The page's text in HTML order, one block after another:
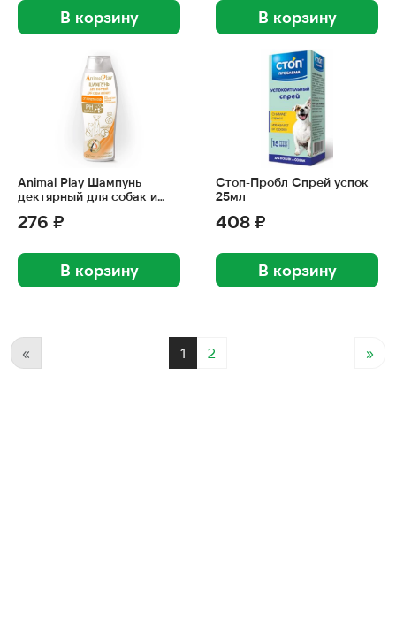
В корзину В корзину
Animal Play Шампунь
дектярный для собак и
276 ₽
В корзину
Стоп-Пробл Спрей успок
25мл
408 ₽
В корзину
« 1 2 »